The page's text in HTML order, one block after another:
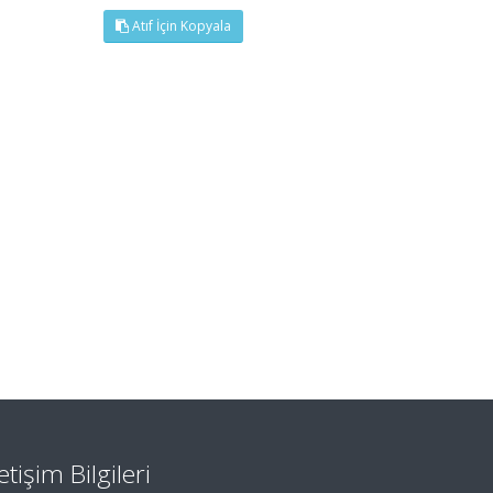
Atıf İçin Kopyala
Bilgileri